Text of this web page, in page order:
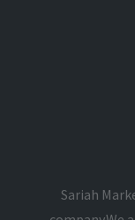
Sariah